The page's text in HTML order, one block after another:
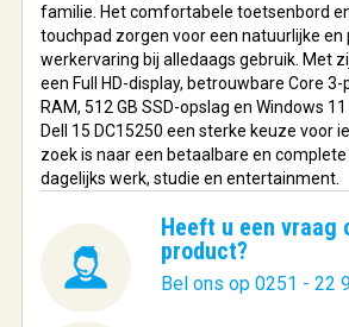
familie. Het comfortabele toetsenbord
touchpad zorgen voor een natuurlijke en
werkervaring bij alledaags gebruik. Met
een Full HD-display, betrouwbare Core 3-
RAM, 512 GB SSD-opslag en Windows
Dell 15 DC15250 een sterke keuze voor
zoek is naar een betaalbare en
dagelijks werk, studie en entertainment.
Heeft u een vraag
product?
Bel ons op 0251 - 22